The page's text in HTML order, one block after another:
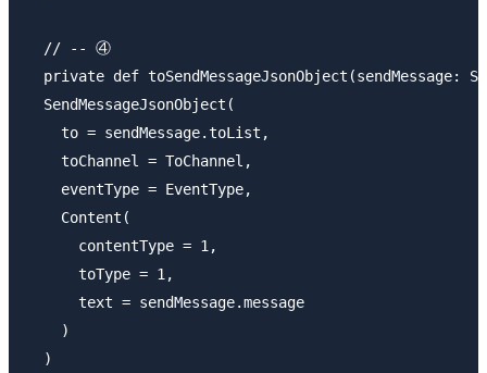
  // -- ④
private def toSendMessageJsonObject(sendMessage:
  SendMessageJsonObject(
    to = sendMessage.toList,
    toChannel = ToChannel,
    eventType = EventType,
    Content(
      contentType = 1,
      toType = 1,
      text = sendMessage.message
    )
  )